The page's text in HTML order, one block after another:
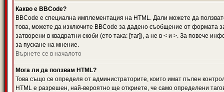
Какво е BBCode?
BBCode е специална имплементация на HTML. Дали можете да
това, можете да изключите BBCode за дадено съобщение от формата
затворени в квадратни скоби (ето така: [таг]), а не в < и >. За повече
за пускане на мнение.
Върнете се в началото
Мога ли да ползвам HTML?
Това също се определя от администраторите, които имат пълен
HTML е разрешен, най-вероятно ще откриете, че само определени